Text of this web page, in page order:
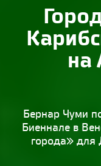
send.project
Журнал
Обзор
Объект
на
Бернар Чуми
Биеннале в
города» для